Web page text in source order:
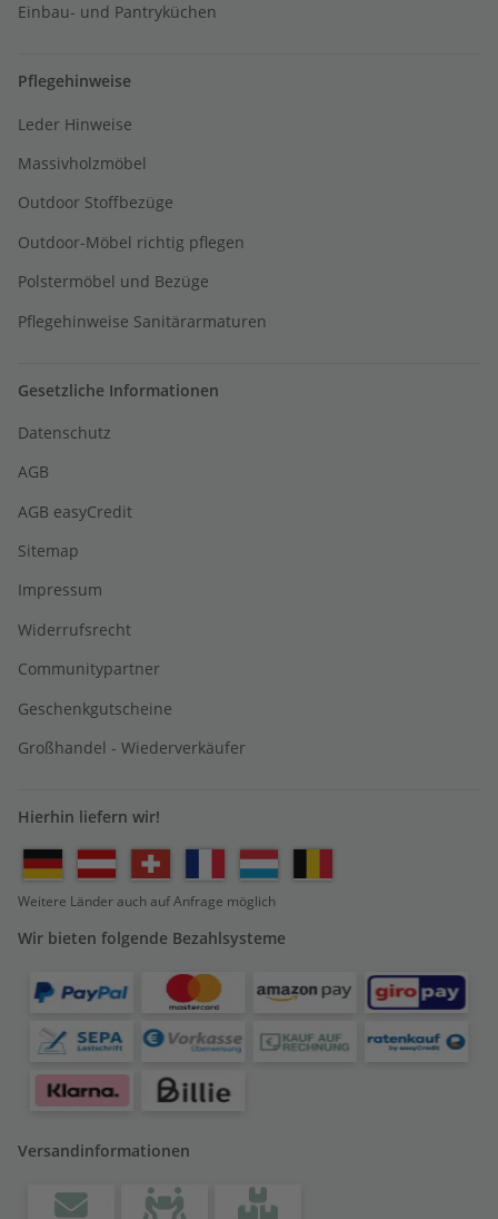
Einbau- und Pantryküchen
Pflegehinweise
Leder Hinweise
Massivholzmöbel
Outdoor Stoffbezüge
Outdoor-Möbel richtig pflegen
Polstermöbel und Bezüge
Pflegehinweise Sanitärarmaturen
Gesetzliche Informationen
Datenschutz
AGB
AGB easyCredit
Sitemap
Impressum
Widerrufsrecht
Communitypartner
Geschenkgutscheine
Großhandel - Wiederverkäufer
Hierhin liefern wir!
Weitere Länder auch auf Anfrage möglich
Wir bieten folgende Bezahlsysteme
Versandinformationen